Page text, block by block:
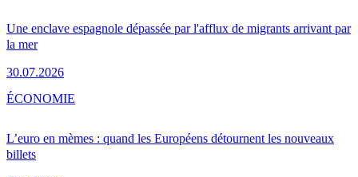
Une enclave espagnole dépassée par l'afflux de migrants arrivant par
la mer
30.07.2026
L’euro en mèmes : quand les Européens détournent les nouveaux
billets
ÉCONOMIE